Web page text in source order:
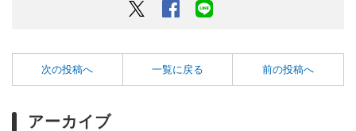
Twitter Facebook
次の投稿へ 一覧に戻る 前の投稿へ
アーカイブ